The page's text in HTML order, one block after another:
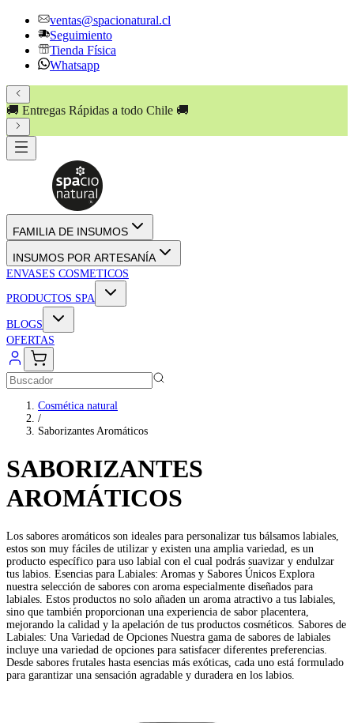
ventas@spacionatural.cl
Seguimiento
Tienda Física
Whatsapp
🚚 Entregas Rápidas a todo Chile 🚚
FAMILIA DE INSUMOS
INSUMOS POR ARTESANÍA
ENVASES COSMETICOS
PRODUCTOS SPA
BLOGS
OFERTAS
Cosmética natural
/
Saborizantes Aromáticos
SABORIZANTES
AROMÁTICOS
Los sabores aromáticos son ideales para personalizar tus bálsamos labiales,
estos son muy fáciles de utilizar y existen una amplia variedad, es un
producto específico para uso labial con el cual podrás suavizar y endulzar
tus labios. Esencias para Labiales: Aromas y Sabores Únicos Explora
nuestra selección de sabores con aroma especialmente diseñados para
labiales. Estos productos no solo añaden un aroma atractivo a tus labiales,
sino que también proporcionan una experiencia de sabor placentera,
mejorando la calidad y la apelación de tus productos cosméticos. Sabores de
Labiales: Una Variedad de Opciones Nuestra gama de sabores de labiales
incluye una variedad de opciones para satisfacer diferentes preferencias.
Desde sabores frutales hasta esencias más exóticas, cada uno está formulado
para garantizar una sensación agradable y duradera en los labios.